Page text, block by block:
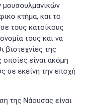
μουσουλμανικών
κτήμα, και το
τους κατοίκους
τους και να
βιοτεχνίες της
οποίες είναι ακόμη
σε εκείνη την εποχή
της Νάουσας είναι